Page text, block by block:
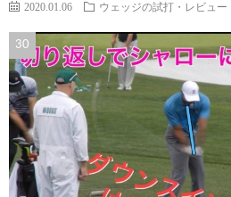
2020.01.06 ウェッジの試打・レビュー